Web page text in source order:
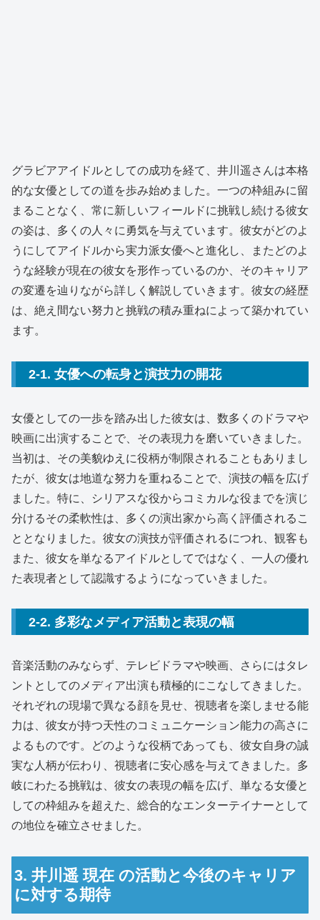
グラビアアイドルとしての成功を経て、井川遥さんは本格
的な女優としての道を歩み始めました。一つの枠組みに留
まることなく、常に新しいフィールドに挑戦し続ける彼女
の姿は、多くの人々に勇気を与えています。彼女がどのよ
うにしてアイドルから実力派女優へと進化し、またどのよ
うな経験が現在の彼女を形作っているのか、そのキャリア
の変遷を辿りながら詳しく解説していきます。彼女の経歴
は、絶え間ない努力と挑戦の積み重ねによって築かれてい
ます。
2-1. 女優への転身と演技力の開花
女優としての一歩を踏み出した彼女は、数多くのドラマや
映画に出演することで、その表現力を磨いていきました。
当初は、その美貌ゆえに役柄が制限されることもありまし
たが、彼女は地道な努力を重ねることで、演技の幅を広げ
ました。特に、シリアスな役からコミカルな役までを演じ
分けるその柔軟性は、多くの演出家から高く評価されるこ
ととなりました。彼女の演技が評価されるにつれ、観客も
また、彼女を単なるアイドルとしてではなく、一人の優れ
た表現者として認識するようになっていきました。
2-2. 多彩なメディア活動と表現の幅
音楽活動のみならず、テレビドラマや映画、さらにはタレ
ントとしてのメディア出演も積極的にこなしてきました。
それぞれの現場で異なる顔を見せ、視聴者を楽しませる能
力は、彼女が持つ天性のコミュニケーション能力の高さに
よるものです。どのような役柄であっても、彼女自身の誠
実な人柄が伝わり、視聴者に安心感を与えてきました。多
岐にわたる挑戦は、彼女の表現の幅を広げ、単なる女優と
しての枠組みを超えた、総合的なエンターテイナーとして
の地位を確立させました。
3. 井川遥 現在 の活動と今後のキャリア
に対する期待